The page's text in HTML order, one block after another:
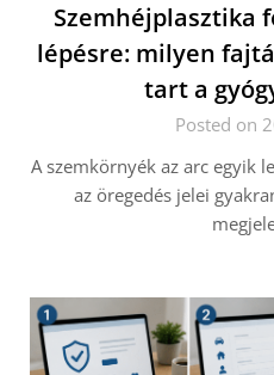
Szemhéjplasztika
lépésre: milyen
tart a
Posted on
A szemkörnyék az arc egyik
az öregedés jelei